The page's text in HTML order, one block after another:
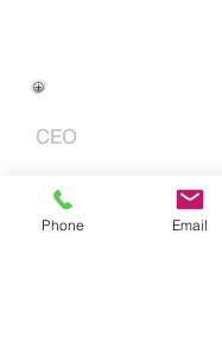
Cargo na Empresa:
CEO
Phone Email